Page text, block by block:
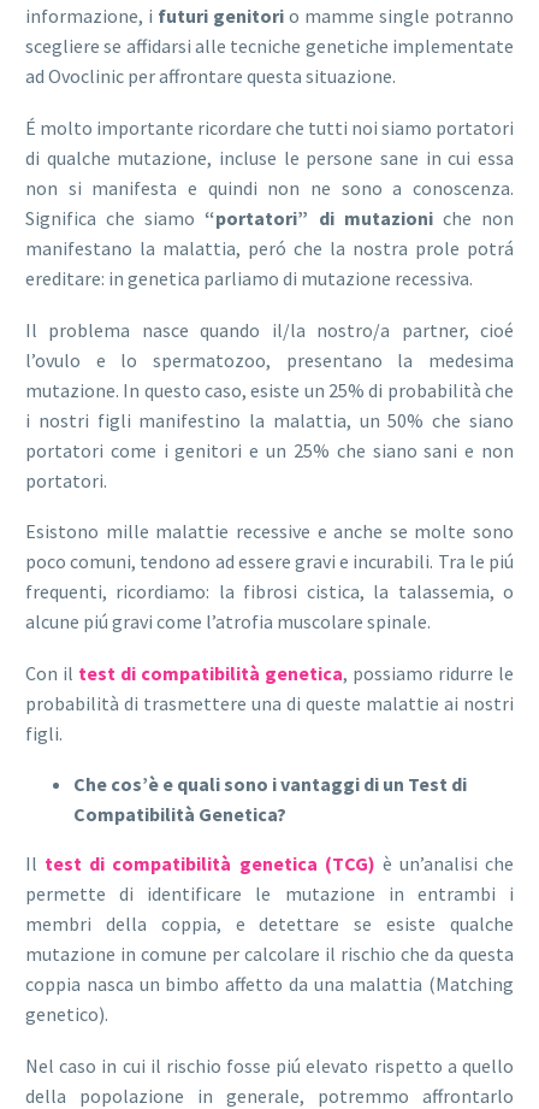
informazione, i futuri genitori o mamme single potranno
scegliere se affidarsi alle tecniche genetiche implementate
ad Ovoclinic per affrontare questa situazione.
É molto importante ricordare che tutti noi siamo portatori
di qualche mutazione, incluse le persone sane in cui essa
non si manifesta e quindi non ne sono a conoscenza.
Significa che siamo “portatori” di mutazioni che non
manifestano la malattia, peró che la nostra prole potrá
ereditare: in genetica parliamo di mutazione recessiva.
Il problema nasce quando il/la nostro/a partner, cioé
l’ovulo e lo spermatozoo, presentano la medesima
mutazione. In questo caso, esiste un 25% di probabilità che
i nostri figli manifestino la malattia, un 50% che siano
portatori come i genitori e un 25% che siano sani e non
portatori.
Esistono mille malattie recessive e anche se molte sono
poco comuni, tendono ad essere gravi e incurabili. Tra le piú
frequenti, ricordiamo: la fibrosi cistica, la talassemia, o
alcune piú gravi come l’atrofia muscolare spinale.
Con il test di compatibilità genetica, possiamo ridurre le
probabilità di trasmettere una di queste malattie ai nostri
figli.
Che cos’è e quali sono i vantaggi di un Test di
Compatibilità Genetica?
Il test di compatibilità genetica (TCG) è un’analisi che
permette di identificare le mutazione in entrambi i
membri della coppia, e detettare se esiste qualche
mutazione in comune per calcolare il rischio che da questa
coppia nasca un bimbo affetto da una malattia (Matching
genetico).
Nel caso in cui il rischio fosse piú elevato rispetto a quello
della popolazione in generale, potremmo affrontarlo